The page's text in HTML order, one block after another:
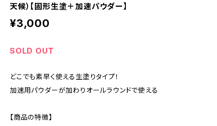
天候）【固形生塗＋加速パウダー】
¥3,000
SOLD OUT
どこでも素早く使える生塗りタイプ！
加速用パウダーが加わりオールラウンドで使える
【商品の特徴】